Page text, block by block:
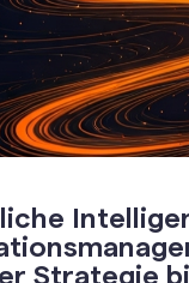
Strategie